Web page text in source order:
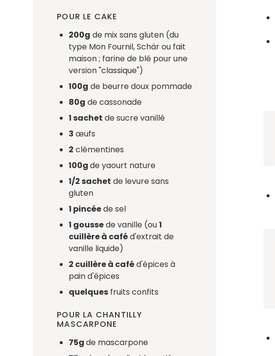
POUR LE CAKE
200g de mix sans gluten (du
type Mon Fournil, Schär ou fait
maison ; farine de blé pour une
version "classique")
100g de beurre doux pommade
80g de cassonade
1 sachet de sucre vanillé
3 œufs
2 clémentines
100gde yaourt nature
1/2 sachet de levure sans
gluten
1 pincéede sel
1 goussede vanille (ou1
cuillère à caféd'extrait de
vanille liquide)
2 cuillère à caféd'épices à
pain d'épices
quelques fruits confits
POUR LA CHANTILLY
MASCARPONE
75gde mascarpone